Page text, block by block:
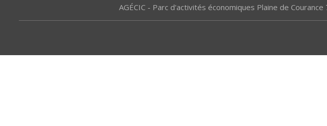
AGÉCIC - Parc d'activités économiques Plaine de